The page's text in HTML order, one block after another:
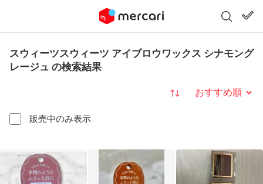
スウィーツスウィーツ アイブロウワックス シナモング
レージュ の検索結果
販売中のみ表示
並び替え